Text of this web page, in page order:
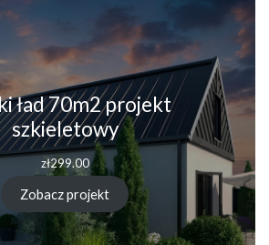
ład 70m2 projekt
szkieletowy
zł299.00
Zobacz projekt